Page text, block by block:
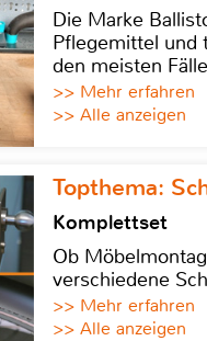
Die Marke
Pflegemittel und
den meisten
>> Mehr erfahren
>> Alle anzeigen
Topthema:
Komplettset
Ob
verschiedene
>> Mehr erfahren
>> Alle anzeigen